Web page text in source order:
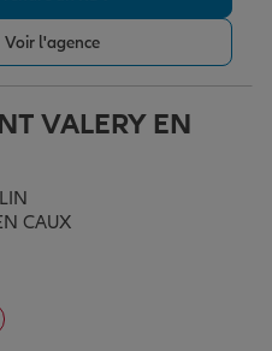
Voir l'agence
VALERY EN
CAUX